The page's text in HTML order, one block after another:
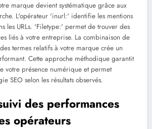
marque devient systématique grâce aux
L'opérateur 'inurl:' identifie les mentions
les URLs. 'Filetype:' permet de trouver des
liés à votre entreprise. La combinaison de
termes relatifs à votre marque crée un
Cette approche méthodique garantit
votre présence numérique et permet
SEO selon les résultats observés.
des performances
opérateurs